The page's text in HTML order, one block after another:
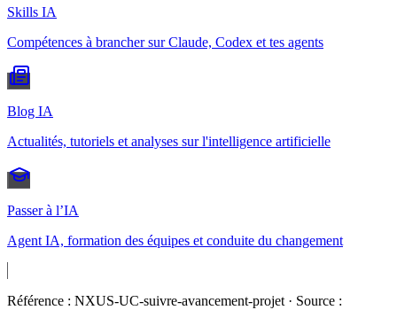
Skills IA
Compétences à brancher sur Claude, Codex et tes agents
Blog IA
Actualités, tutoriels et analyses sur l'intelligence artificielle
Passer à l’IA
Agent IA, formation des équipes et conduite du changement
Référence : NXUS-UC-suivre-avancement-projet · Source :